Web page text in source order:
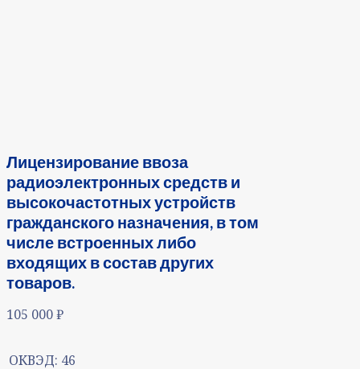
Лицензирование ввоза
радиоэлектронных средств и
высокочастотных устройств
гражданского назначения, в том
числе встроенных либо
входящих в состав других
товаров.
105 000₽
ОКВЭД: 46